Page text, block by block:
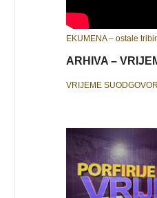
EKUMENA – ostale
ARHIVA –
VRIJEME